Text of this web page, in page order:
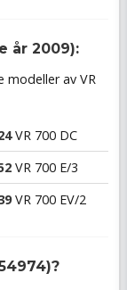
år 2009):
av VR
VR 700 DC
VR 700 E/3
VR 700 EV/2